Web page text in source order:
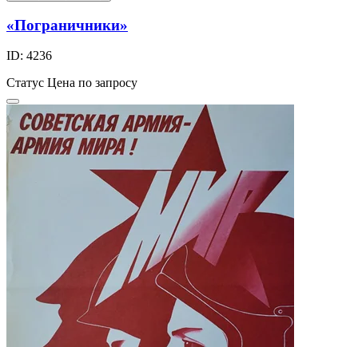
«Пограничники»
ID: 4236
Статус Цена по запросу